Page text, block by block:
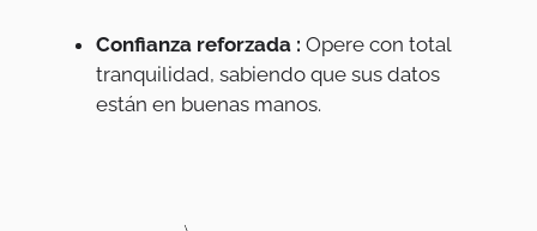
Confianza reforzada : Opere con total
tranquilidad, sabiendo que sus datos
están en buenas manos.